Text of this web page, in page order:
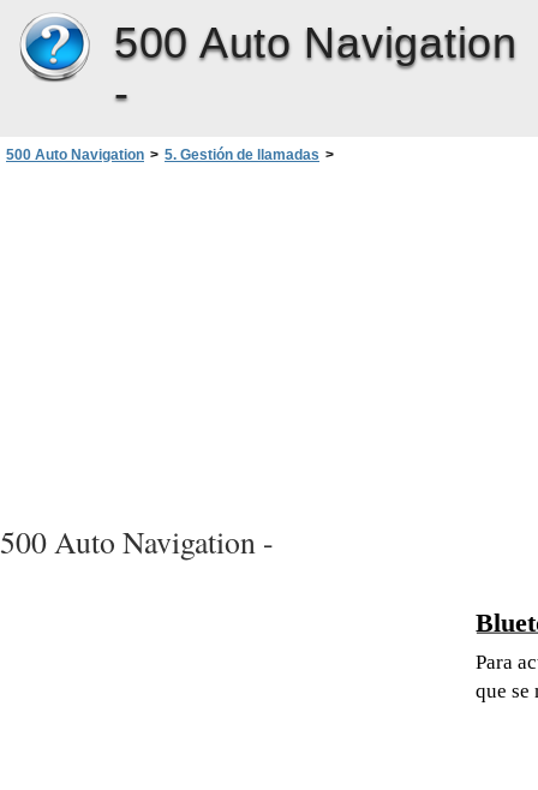
500 Auto Navigation
-
500 Auto Navigation > 5. Gestión de llamadas >
500 Auto Navigation -
Para
que se